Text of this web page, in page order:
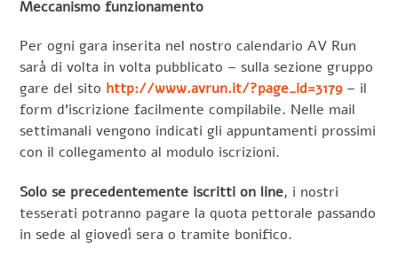
Meccanismo funzionamento
Per ogni gara inserita nel nostro calendario AV Run
sarà di volta in volta pubblicato – sulla sezione gruppo
gare del sito http://www.avrun.it/?page_id=3179– il
form d’iscrizione facilmente compilabile. Nelle mail
settimanali vengono indicati gli appuntamenti prossimi
con il collegamento al modulo iscrizioni.
Solo se precedentemente iscritti on line, i nostri
tesserati potranno pagare la quota pettorale passando
in sede al giovedì sera o tramite bonifico.